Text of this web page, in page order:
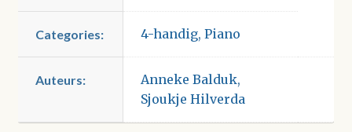
Categories: 4-handig,Piano
Auteurs: Anneke Balduk,
Sjoukje Hilverda